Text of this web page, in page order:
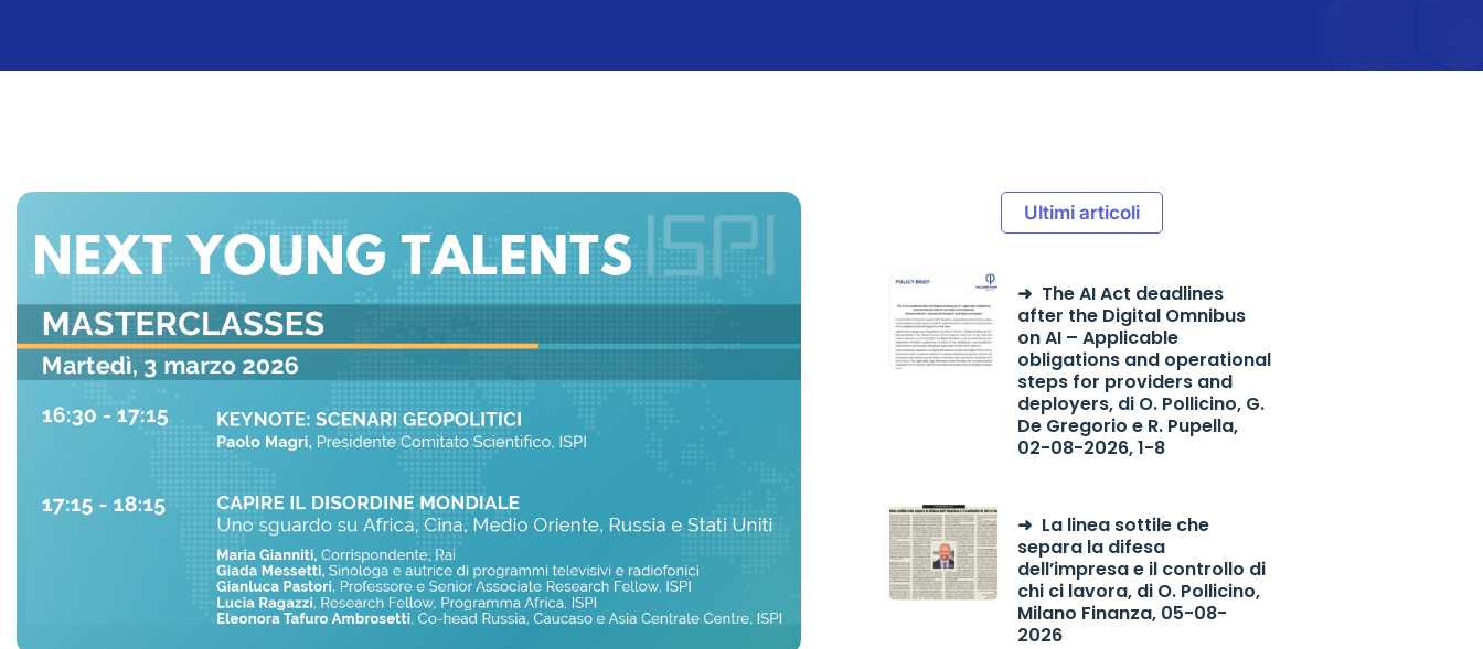
Ultimi articoli
The AI Act deadlines
after the Digital Omnibus
on AI – Applicable
obligations and operational
steps for providers and
deployers, di O. Pollicino, G.
De Gregorio e R. Pupella,
02-08-2026, 1-8
La linea sottile che
separa la difesa
dell’impresa e il controllo di
chi ci lavora, di O. Pollicino,
Milano Finanza, 05-08-
2026